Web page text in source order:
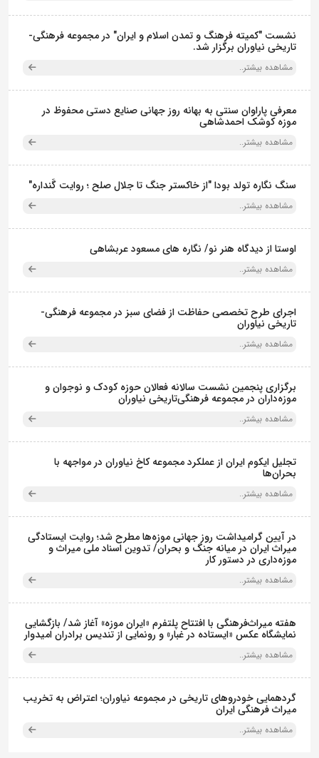
نشست "کمیته فرهنگ و تمدن اسلام و ایران" در مجموعه فرهنگی‌-
تاریخی نیاوران برگزار شد.
مشاهده بیشتر..
معرفی پاراوان سنتی به بهانه روز جهانی صنایع دستی محفوظ در
موزه کوشک احمدشاهی
مشاهده بیشتر..
سنگ نگاره تولد بودا "از خاکستر جنگ تا جلال صلح ؛ روایت گَنداره"
مشاهده بیشتر..
اوستا از دیدگاه هنر نو/ نگاره های مسعود عربشاهی
مشاهده بیشتر..
اجرای طرح تخصصی حفاظت از فضای سبز در مجموعه فرهنگی-
تاریخی نیاوران
مشاهده بیشتر..
برگزاری پنجمین نشست سالانه فعالان حوزه کودک و نوجوان و
موزه‌داران در مجموعه فرهنگی‌تاریخی نیاوران
مشاهده بیشتر..
تجلیل ایکوم ایران از عملکرد مجموعه کاخ نیاوران در مواجهه با
بحران‌ها
مشاهده بیشتر..
در آیین گرامیداشت روز جهانی موزه‌ها مطرح شد؛ روایت ایستادگی
میراث ایران در میانه جنگ و بحران/ تدوین اسناد ملی میراث و
موزه‌داری در دستور کار
مشاهده بیشتر..
هفته میراث‌فرهنگی با افتتاح پلتفرم «ایران موزه» آغاز شد/ بازگشایی
نمایشگاه عکس «ایستاده در غبار» و رونمایی از تندیس برادران امیدوار
مشاهده بیشتر..
گردهمایی خودروهای تاریخی در مجموعه نیاوران؛ اعتراض به تخریب
میراث فرهنگی ایران
مشاهده بیشتر..